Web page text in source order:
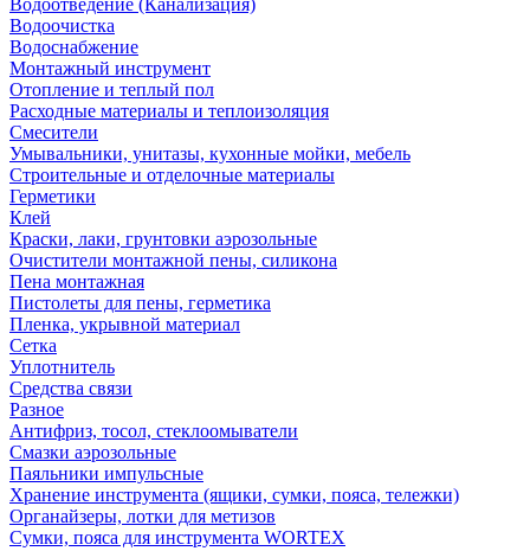
Водоотведение (Канализация)
Водоочистка
Водоснабжение
Монтажный инструмент
Отопление и теплый пол
Расходные материалы и теплоизоляция
Смесители
Умывальники, унитазы, кухонные мойки, мебель
Строительные и отделочные материалы
Герметики
Клей
Краски, лаки, грунтовки аэрозольные
Очистители монтажной пены, силикона
Пена монтажная
Пистолеты для пены, герметика
Пленка, укрывной материал
Сетка
Уплотнитель
Средства связи
Разное
Антифриз, тосол, стеклоомыватели
Смазки аэрозольные
Паяльники импульсные
Хранение инструмента (ящики, сумки, пояса, тележки)
Органайзеры, лотки для метизов
Сумки, пояса для инструмента WORTEX